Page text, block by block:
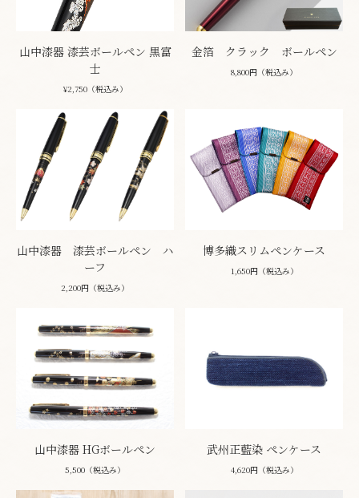
山中漆器 漆芸ボールペン 黒富
士
¥2,750（税込み）
金箔 クラック ボールペン
8,800円（税込み）
山中漆器 漆芸ボールペン ハ
ーフ
2,200円（税込み）
博多織スリムペンケース
1,650円（税込み）
山中漆器 HGボールペン
5,500（税込み）
武州正藍染 ペンケース
4,620円（税込み）